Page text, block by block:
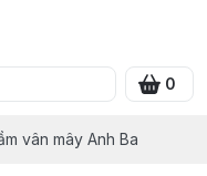
0
vân mây Anh Ba